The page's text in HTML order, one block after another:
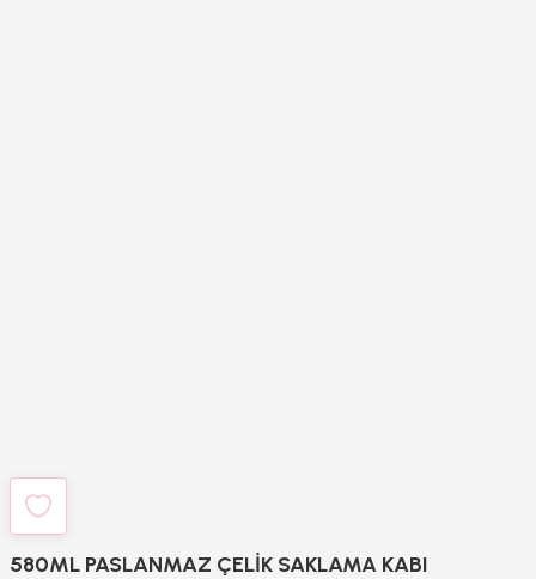
580ML PASLANMAZ ÇELİK SAKLAMA KABI